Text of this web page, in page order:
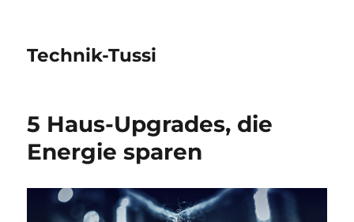
Technik-Tussi
5 Haus-Upgrades, die
Energie sparen